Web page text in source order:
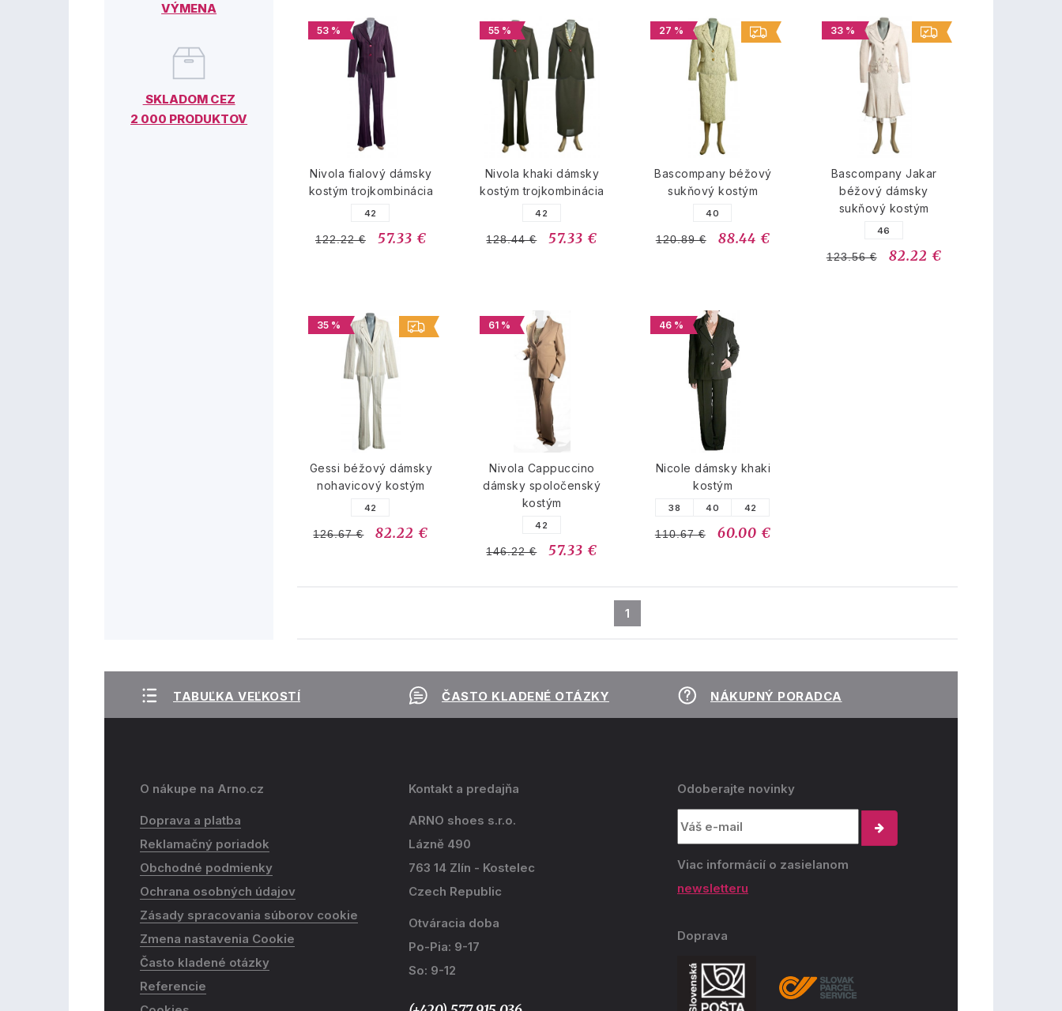
VÝMENA
SKLADOM CEZ
2 000 PRODUKTOV
53 %
Nivola fialový dámsky
kostým trojkombinácia
42
122.22 € 57.33 €
55 %
Nivola khaki dámsky
kostým trojkombinácia
42
128.44 € 57.33 €
27 %
Bascompany béžový
sukňový kostým
40
120.89 € 88.44 €
33 %
Bascompany Jakar
béžový dámsky
sukňový kostým
46
123.56 € 82.22 €
35 %
Gessi béžový dámsky
nohavicový kostým
42
126.67 € 82.22 €
61 %
Nivola Cappuccino
dámsky spoločenský
kostým
42
146.22 € 57.33 €
46 %
Nicole dámsky khaki
kostým
38 40 42
110.67 € 60.00 €
1
TABUĽKA VEĽKOSTÍ ČASTO KLADENÉ OTÁZKY NÁKUPNÝ PORADCA
O nákupe na Arno.cz
Doprava a platba
Reklamačný poriadok
Obchodné podmienky
Ochrana osobných údajov
Zásady spracovania súborov cookie
Zmena nastavenia Cookie
Často kladené otázky
Referencie
Kontakt a predajňa
ARNO shoes s.r.o.
Lázně 490
763 14 Zlín - Kostelec
Czech Republic
Otváracia doba
Po-Pia: 9-17
So: 9-12
Odoberajte novinky
Viac informácií o zasielanom
newsletteru
Doprava